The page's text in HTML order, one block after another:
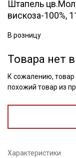
Штапель
вискоза-100%,
В розницу
Товара нет
К сожалению,
похожий товар из
Характеристики